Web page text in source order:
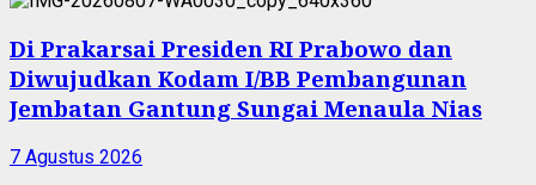
Di Prakarsai Presiden RI Prabowo dan
Diwujudkan Kodam I/BB Pembangunan
Jembatan Gantung Sungai Menaula Nias
7 Agustus 2026